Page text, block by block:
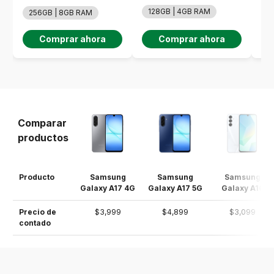
256GB | 8GB RAM
Comprar ahora
128GB | 4GB RAM
Comprar ahora
Comparar
productos
Producto
Samsung
Galaxy A17 4G
Samsung
Galaxy A17 5G
Samsung
Galaxy A16
Precio de
contado
$3,999 $4,899 $3,099